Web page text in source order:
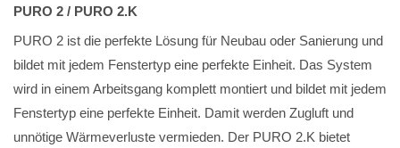
PURO 2 / PURO 2.K
PURO 2 ist die perfekte Lösung für Neubau oder Sanierung und
bildet mit jedem Fenstertyp eine perfekte Einheit. Das System
wird in einem Arbeitsgang komplett montiert und bildet mit jedem
Fenstertyp eine perfekte Einheit. Damit werden Zugluft und
unnötige Wärmeverluste vermieden. Der PURO 2.K bietet